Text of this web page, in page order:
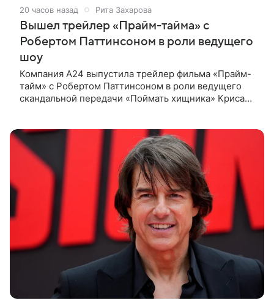
20 часов назад Рита Захарова
Вышел трейлер «Прайм-тайма» с
Робертом Паттинсоном в роли ведущего
шоу
Компания A24 выпустила трейлер фильма «Прайм-
тайм» с Робертом Паттинсоном в роли ведущего
скандальной передачи «Поймать хищника» Криса